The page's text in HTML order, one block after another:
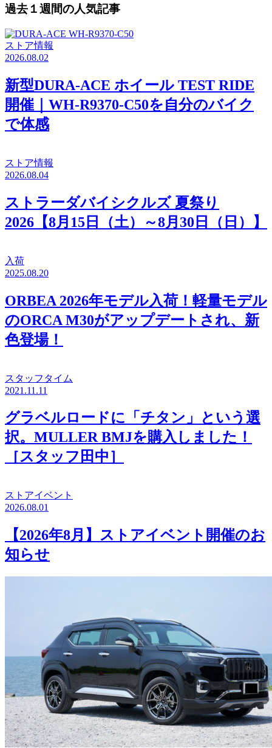
過去１週間の人気記事
ストア情報
2026.08.02
新型DURA-ACE ホイール TEST RIDE
開催｜WH-R9370-C50を自分のバイク
で体感
ストア情報
2026.08.04
ストラーダバイシクルズ 夏祭り
2026【8月15日（土）～8月30日（日）】
入荷
2025.08.20
ORBEA 2026年モデル入荷！軽量モデル
のORCA M30がアップデートされ、新
色登場！
スタッフタイム
2021.11.11
グラベルロードに「チタン」という選
択。MULLER BMJを購入しました！
［スタッフ田中］
ストアイベント
2026.08.01
【2026年8月】ストアイベント開催のお
知らせ